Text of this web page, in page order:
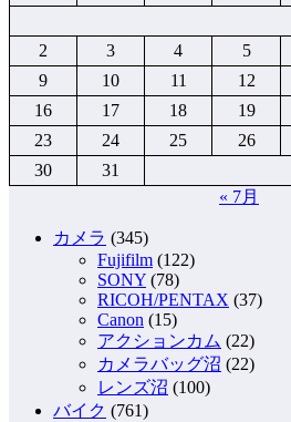
2
3 4 5
9
10 11 12
16
17 18 19
23
24 25 26
30
31
« 7月
カメラ (345)
Fujifilm (122)
SONY (78)
RICOH/PENTAX (37)
Canon (15)
アクションカム (22)
カメラバッグ沼 (22)
レンズ沼 (100)
バイク (761)